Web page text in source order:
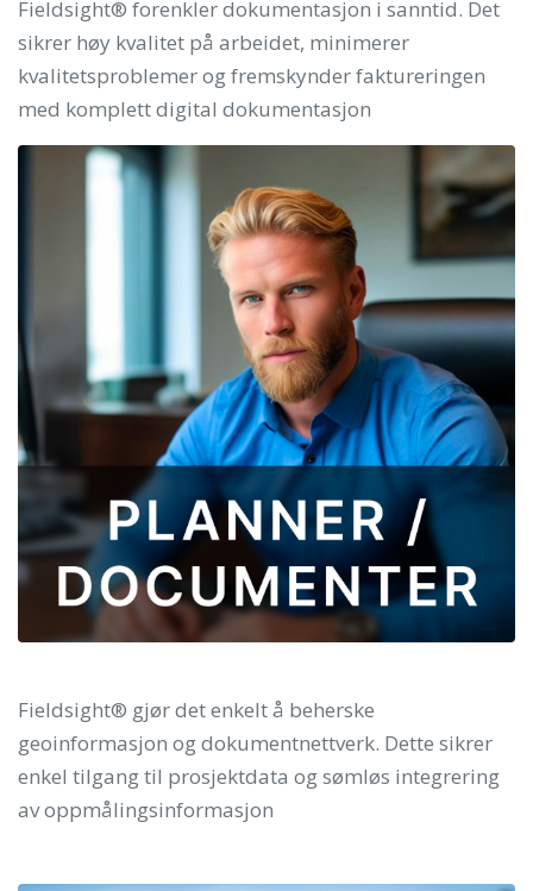
Fieldsight® forenkler dokumentasjon i sanntid. Det
sikrer høy kvalitet på arbeidet, minimerer
kvalitetsproblemer og fremskynder faktureringen
med komplett digital dokumentasjon
Fieldsight® gjør det enkelt å beherske
geoinformasjon og dokumentnettverk. Dette sikrer
enkel tilgang til prosjektdata og sømløs integrering
av oppmålingsinformasjon